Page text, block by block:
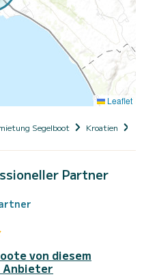
Leaflet
Segelboot Kroatien
Partner
von diesem
Anbieter